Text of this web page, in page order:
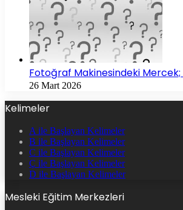
Fotoğraf Makinesindeki Mercek;
26 Mart 2026
Kelimeler
A ile Başlayan Kelimeler
B ile Başlayan Kelimeler
C ile Başlayan Kelimeler
Ç ile Başlayan Kelimeler
D ile Başlayan Kelimeler
Mesleki Eğitim Merkezleri